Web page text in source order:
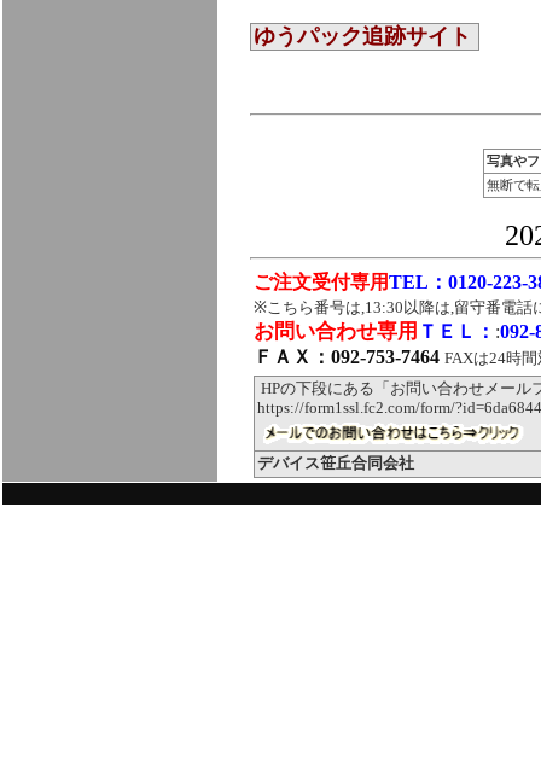
ゆうパック追跡サイト
写真や
無断で
ご注文受付専用TEL：0120-223-
※こちら番号は,13:30以降は,留守番電話
お問い合わせ専用 ＴＥＬ： :092-
ＦＡＸ：092-753-7464 FAXは24時
HPの下段にある「お問い合わせメール
https://form1ssl.fc2.com/form/
デバイス笹丘合同会社